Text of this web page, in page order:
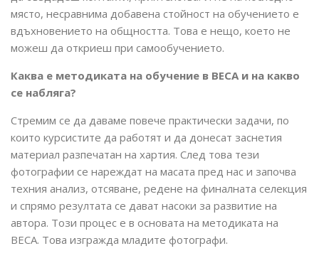
място, несравнима добавена стойност на обучението е
вдъхновението на общността. Това е нещо, което не
можеш да откриеш при самообучението.
Каква е методиката на обучение в BECA и на какво
се набляга?
Стремим се да даваме повече практически задачи, по
които курсистите да работят и да донесат заснетия
материал разпечатан на хартия. След това тези
фотографии се нареждат на масата пред нас и започва
техния анализ, отсяване, редене на финалната селекция
и спрямо резултата се дават насоки за развитие на
автора. Този процес е в основата на методиката на
ВЕСА. Това изгражда младите фотографи.